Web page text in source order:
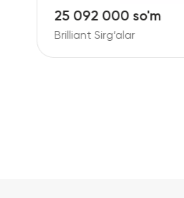
18 865 000 so'm
Brilliant Sirg‘alar